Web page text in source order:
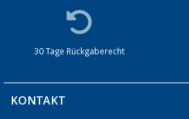
30 Tage Rückgaberecht
KONTAKT